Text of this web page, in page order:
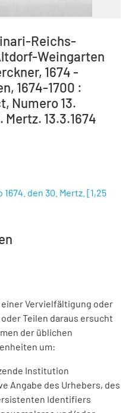
Reichs-
Weingarten
1674 -
1674-1700 :
Numero 13.
Mertz. 13.3.1674
den 30. Mertz. [1,25
Vervielfältigung oder
Teilen daraus ersucht
der üblichen
um:
Institution
Angabe des Urhebers, des
Identifiers